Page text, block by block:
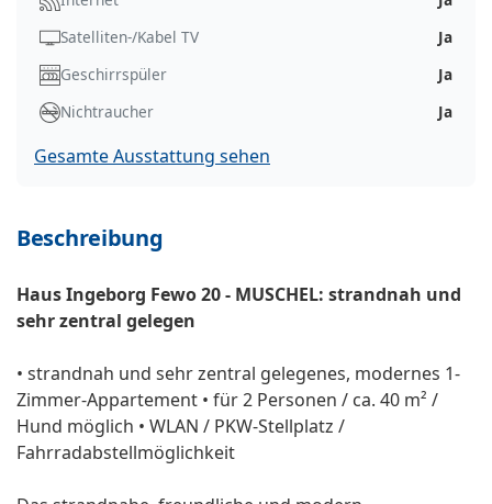
Satelliten-/Kabel TV
Ja
Geschirrspüler
Ja
Nichtraucher
Ja
Gesamte Ausstattung sehen
Beschreibung
Haus Ingeborg Fewo 20 - MUSCHEL: strandnah und
sehr zentral gelegen
• strandnah und sehr zentral gelegenes, modernes 1-
Zimmer-Appartement • für 2 Personen / ca. 40 m² /
Hund möglich • WLAN / PKW-Stellplatz /
Fahrradabstellmöglichkeit